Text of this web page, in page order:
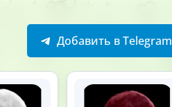
Добавить в Telegram